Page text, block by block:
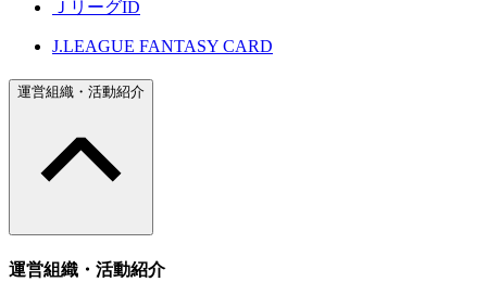
ＪリーグID
J.LEAGUE FANTASY CARD
運営組織・活動紹介
運営組織・活動紹介